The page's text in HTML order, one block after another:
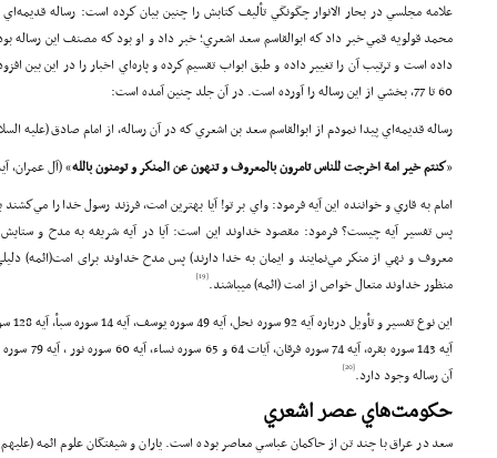
علامه مجلسي در بحار الانوار چگونگي تأليف كتابش را چنين بيان كرده است: رساله
محمد قولويه قمي خبر داد كه ابوالقاسم سعد اشعري; خبر داد و او بود كه مصنف اين رساله
60 تا 77، بخشي از اين رساله را آورده است. در آن جلد چنين آمده است:
رساله قديمه‌اي پيدا نمودم از ابوالقاسم سعد بن اشعري كه در آن رساله، از امام صادق (علیه
«كنتم خير امة اخرجت للناس تامرون بالمعروف و تنهون عن المنكر و تومنون بالله» (آل عمران، آيه
امام به قاري و خواننده اين آيه فرمود: واي بر تو! آيا بهترين امت، فرزند رسول خدا را
پس تفسير آيه چيست؟ فرمود: مقصود خداوند اين است: آیا در آیه شریفه به مدح و ستایش
معروف و نهي از منكر مي‌نمايند و ايمان به خدا دارند) پس مدح خداوند برای امت(ائمه)
منظور خداوند متعال خواص از امت (ائمه) میباشند.[19]
آن رساله وجود دارد.[20]
حكومت‌هاي عصر اشعري
سعد در عراق با چند تن از حاكمان عباسي معاصر بوده است. ياران و شيفتگان علوم ائمه (علیهم